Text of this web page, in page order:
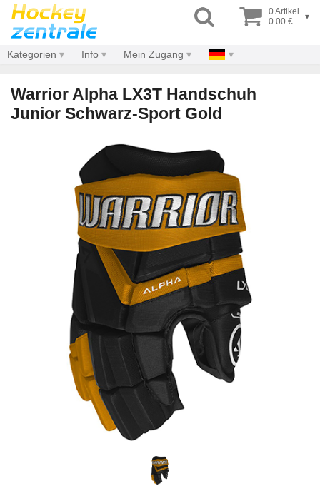
0 Artikel
0.00 €
▾
Kategorien Info Mein Zugang
Warrior Alpha LX3T Handschuh
Junior Schwarz-Sport Gold